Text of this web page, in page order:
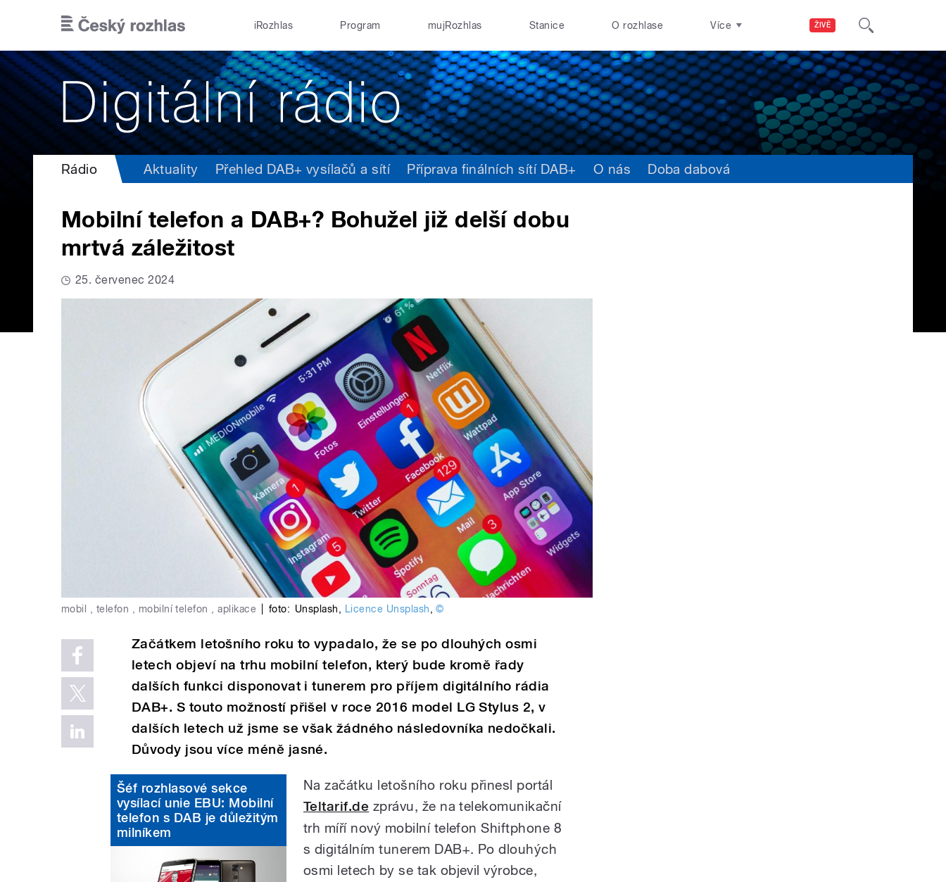
ŽIVĚ
iRozhlas Program mujRozhlas Stanice O rozhlase Více
Rádio Aktuality Přehled DAB+ vysílačů a sítí Příprava finálních sítí DAB+ O nás Doba dabová
Mobilní telefon a DAB+? Bohužel již delší dobu
mrtvá záležitost
25. červenec 2024
mobil , telefon , mobilní telefon , aplikace foto: Unsplash, Licence Unsplash,©
Začátkem letošního roku to vypadalo, že se po dlouhých osmi
letech objeví na trhu mobilní telefon, který bude kromě řady
dalších funkci disponovat i tunerem pro příjem digitálního rádia
DAB+. S touto možností přišel v roce 2016 model LG Stylus 2, v
dalších letech už jsme se však žádného následovníka nedočkali.
Důvody jsou více méně jasné.
Šéf rozhlasové sekce
vysílací unie EBU: Mobilní
telefon s DAB je důležitým
milníkem
Na začátku letošního roku přinesl portál
Teltarif.de zprávu, že na telekomunikační
trh míří nový mobilní telefon Shiftphone 8
s digitálním tunerem DAB+. Po dlouhých
osmi letech by se tak objevil výrobce,